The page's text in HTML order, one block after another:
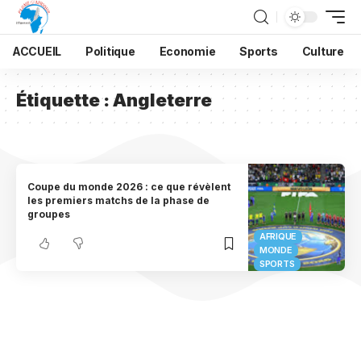
ACCUEIL Politique Economie Sports Culture
Étiquette :Angleterre
AFRIQUE
MONDE
SPORTS
Coupe du monde 2026 : ce que révèlent
les premiers matchs de la phase de
groupes